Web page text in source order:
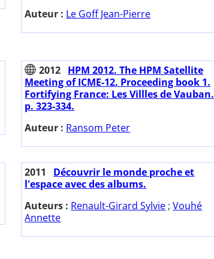
Auteur : Le Goff Jean-Pierre
2012 HPM 2012. The HPM Satellite
Meeting of ICME-12. Proceeding book 1.
Fortifying France: Les Villles de Vauban.
p. 323-334.
Auteur : Ransom Peter
2011
Découvrir le monde proche et
l'espace avec des albums.
Auteurs : Renault-Girard Sylvie ;Vouhé
Annette